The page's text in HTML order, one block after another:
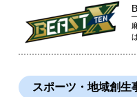
スポーツ・地域創生